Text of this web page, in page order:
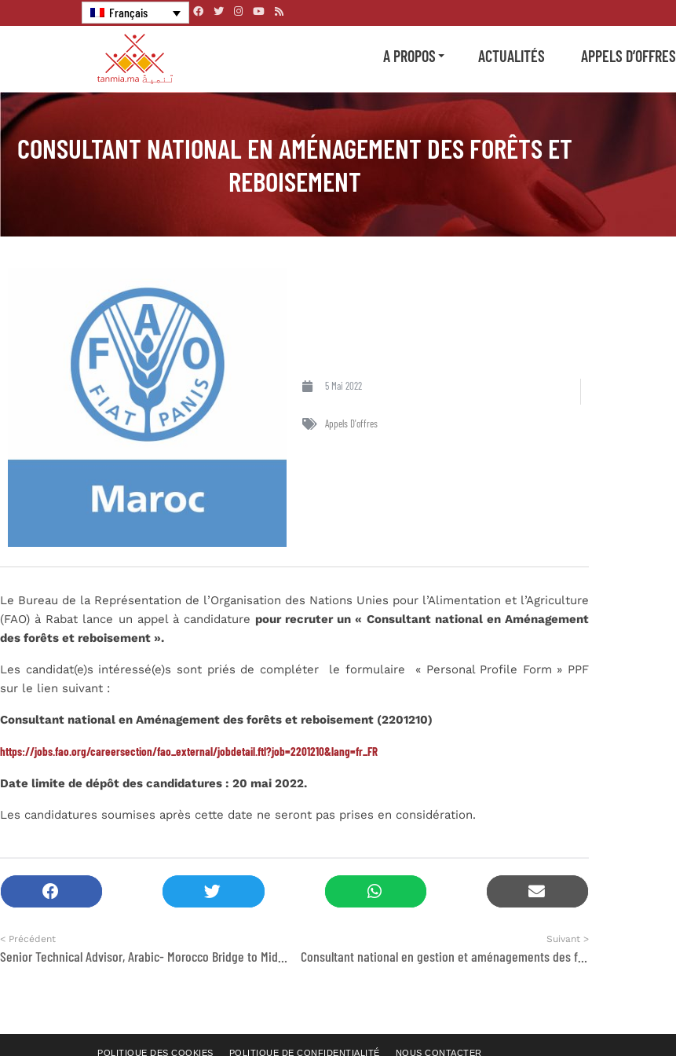
Français
A PROPOS ACTUALITÉS APPELS D’OFFRES
CONSULTANT NATIONAL EN AMÉNAGEMENT DES FORÊTS ET
REBOISEMENT
5 Mai 2022
Appels D'offres
Le Bureau de la Représentation de l’Organisation des Nations Unies pour l’Alimentation et l’Agriculture
(FAO) à Rabat lance un appel à candidature pour recruter un « Consultant national en Aménagement
des forêts et reboisement ».
Les candidat(e)s intéressé(e)s sont priés de compléter le formulaire « Personal Profile Form » PPF
sur le lien suivant :
Consultant national en Aménagement des forêts et reboisement (2201210)
https://jobs.fao.org/careersection/fao_external/jobdetail.ftl?job=2201210&lang=fr_FR
Date limite de dépôt des candidatures : 20 mai 2022.
Les candidatures soumises après cette date ne seront pas prises en considération.
< Précédent Suivant >
Consultant national en gestion et aménagements des forêts
POLITIQUE DES COOKIES POLITIQUE DE CONFIDENTIALITÉ NOUS CONTACTER